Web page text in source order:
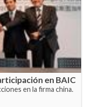
en BAIC
en la firma china.